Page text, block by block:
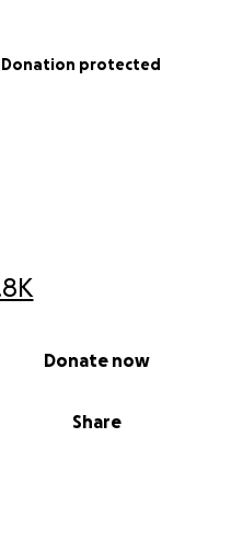
Share
Donate now
Donation protected